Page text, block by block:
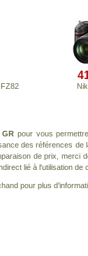
GR pour vous
des références de
de prix, merci
lié à l'utilisation de
pour plus